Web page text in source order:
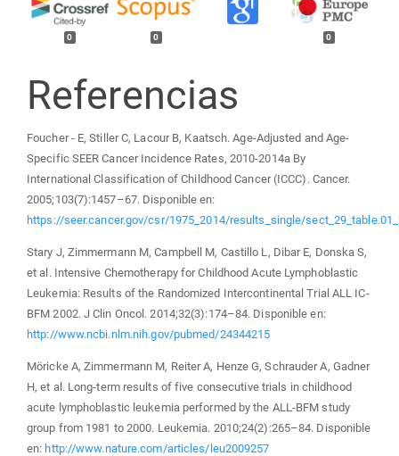
0 0 0
Referencias
Foucher - E, Stiller C, Lacour B, Kaatsch. Age-Adjusted and Age-
Specific SEER Cancer Incidence Rates, 2010-2014a By
International Classification of Childhood Cancer (ICCC). Cancer.
2005;103(7):1457–67. Disponible en:
https://seer.cancer.gov/csr/1975_2014/results_single/
Stary J, Zimmermann M, Campbell M, Castillo L, Dibar E, Donska S,
et al. Intensive Chemotherapy for Childhood Acute Lymphoblastic
Leukemia: Results of the Randomized Intercontinental Trial ALL IC-
BFM 2002. J Clin Oncol. 2014;32(3):174–84. Disponible en:
http://www.ncbi.nlm.nih.gov/pubmed/24344215
Möricke A, Zimmermann M, Reiter A, Henze G, Schrauder A, Gadner
H, et al. Long-term results of five consecutive trials in childhood
acute lymphoblastic leukemia performed by the ALL-BFM study
group from 1981 to 2000. Leukemia. 2010;24(2):265–84. Disponible
en: http://www.nature.com/articles/leu2009257